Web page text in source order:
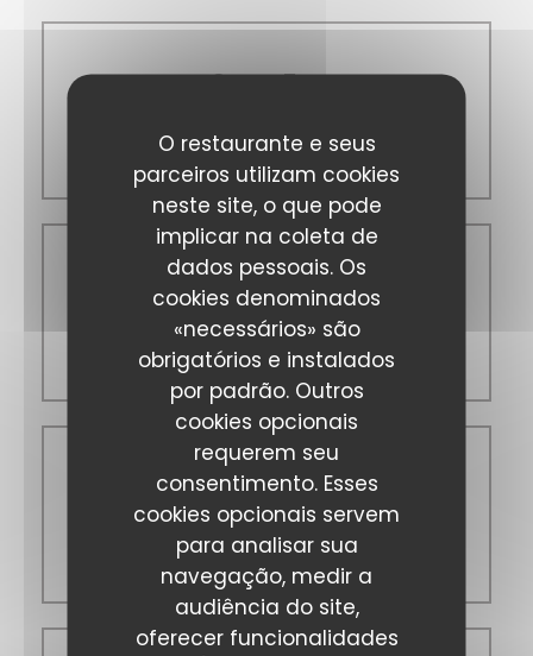
O restaurante e seus
parceiros utilizam cookies
neste site, o que pode
implicar na coleta de
dados pessoais. Os
cookies denominados
«necessários» são
obrigatórios e instalados
por padrão. Outros
cookies opcionais
requerem seu
consentimento. Esses
cookies opcionais servem
para analisar sua
navegação, medir a
audiência do site,
oferecer funcionalidades
Seg-Ter
Fechado
Qua-Sex
09:00 - 16:00
Sábado
09:00 - 17:00